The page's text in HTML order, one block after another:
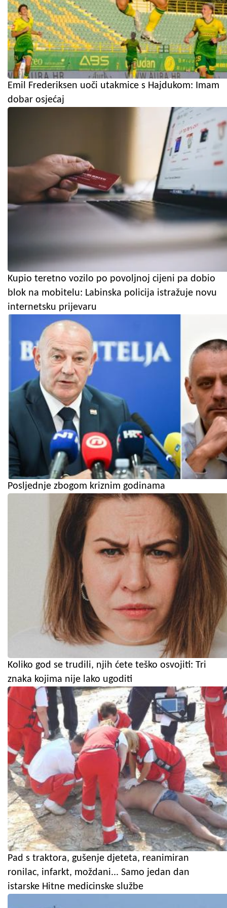
Emil Frederiksen uoči utakmice s Hajdukom: Imam
dobar osjećaj
Kupio teretno vozilo po povoljnoj cijeni pa dobio
blok na mobitelu: Labinska policija istražuje novu
internetsku prijevaru
Posljednje zbogom kriznim godinama
Koliko god se trudili, njih ćete teško osvojiti: Tri
znaka kojima nije lako ugoditi
Pad s traktora, gušenje djeteta, reanimiran
ronilac, infarkt, moždani... Samo jedan dan
istarske Hitne medicinske službe